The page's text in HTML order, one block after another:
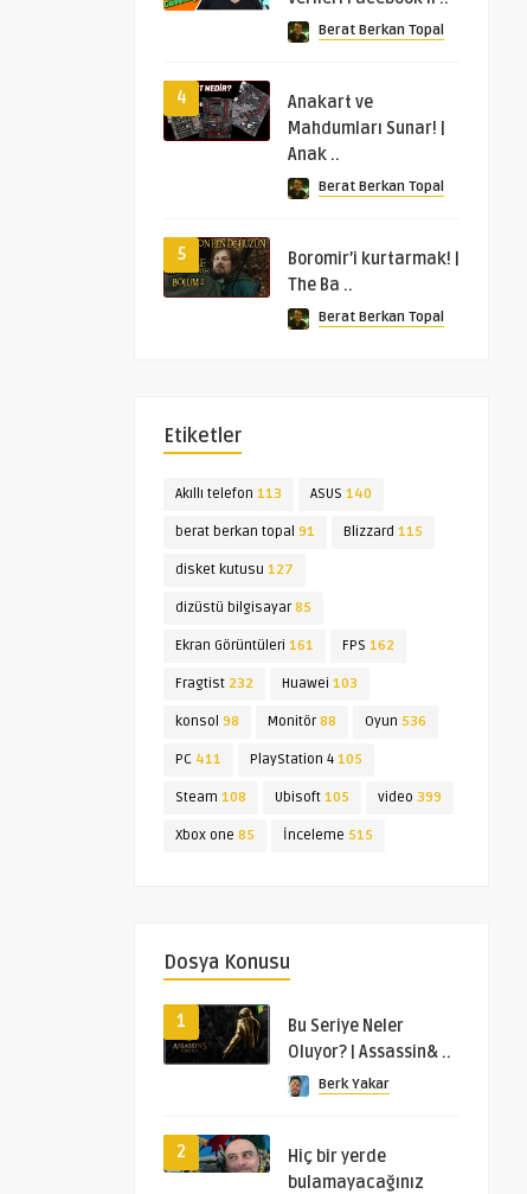
Berat Berkan Topal
4
Anakart ve
Mahdumları Sunar! |
Anak ..
Berat Berkan Topal
5
Boromir’i kurtarmak! |
The Ba ..
Berat Berkan Topal
Etiketler
Akıllı telefon 113 ASUS 140
berat berkan topal 91 Blizzard 115
disket kutusu 127
dizüstü bilgisayar85
Ekran Görüntüleri 161 FPS 162
Fragtist 232 Huawei 103
konsol 98 Monitör88 Oyun 536
PC 411 PlayStation 4 105
Steam 108 Ubisoft 105 video 399
Xbox one 85 İnceleme 515
Dosya Konusu
1
Bu Seriye Neler
Oluyor? | Assassin& ..
Berk Yakar
2
Hiç bir yerde
bulamayacağınız